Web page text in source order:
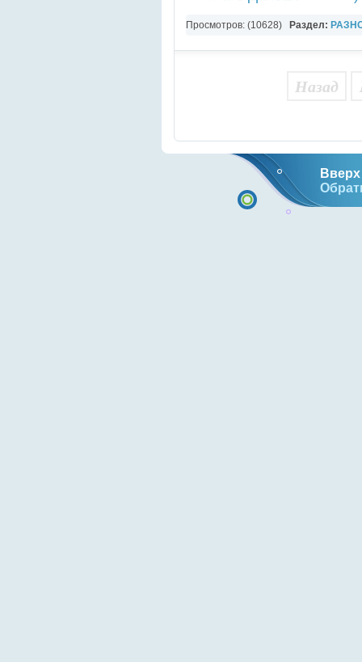
Просмотров: (10628) Раздел:
Назад
Вверх